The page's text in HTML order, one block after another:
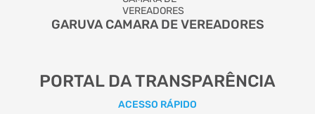
GARUVA CAMARA DE VEREADORES
PORTAL DA TRANSPARÊNCIA
ACESSO RÁPIDO